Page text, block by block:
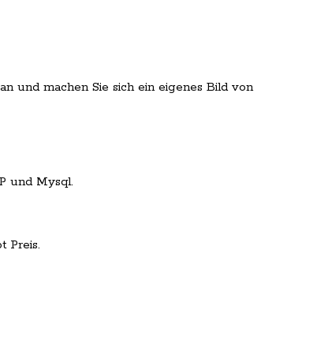
und machen Sie sich ein eigenes Bild von
und Mysql.
Preis.